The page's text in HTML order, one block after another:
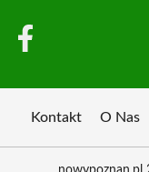
Kontakt O Nas